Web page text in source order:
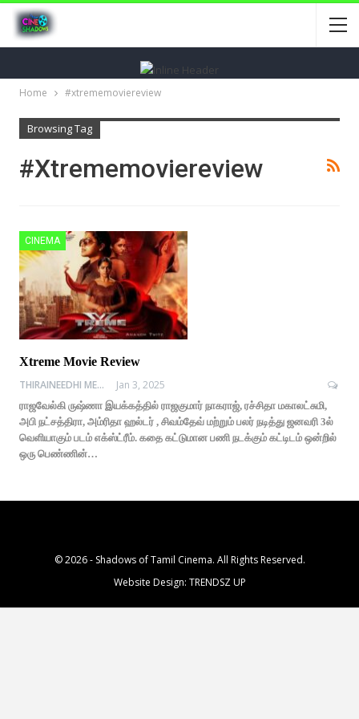
Home #xtrememoviereview
Browsing Tag
#xtrememoviereview
CINEMA
Xtreme Movie Review
THIRAINEEDHI MEDIA
Jan 3, 2025
ராஜவேல்கி ருஷ்ணா இயக்கத்தில் ராஜகுமார் நாகராஜ், ரச்சிதா மகாலட்சுமி,
அபி நட்சத்திரா, அம்ரிதா ஹல்டர் , சிவம்தேவ் மற்றும் பலர் நடித்து ஜனவரி 3ல்
வெளியாகும் படம் எக்ஸ்ட்ரீம். கதை கட்டுமான பணி நடக்கும் கட்டிடம் ஒன்றில்
ஒரு பெண்ணின்…
© 2026 - Shadows of Tamil Cinema. All Rights Reserved.
Website Design: TRENDSZ UP